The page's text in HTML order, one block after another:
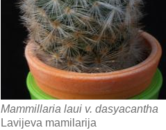
Mammillaria laui v. dasyacantha
Lavijeva mamilarija